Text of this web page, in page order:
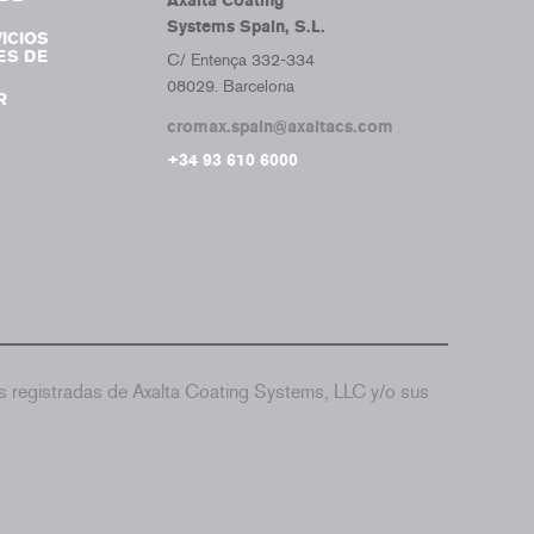
DE
Systems Spain, S.L.
C/ Entença 332-334
08029. Barcelona
cromax.spain@axaltacs.com
+34 93 610 6000
de Axalta Coating Systems, LLC y/o sus